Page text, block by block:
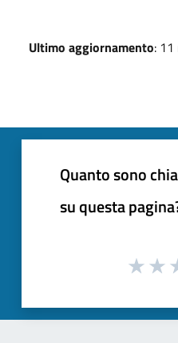
Ultimo aggiornamento:
Quanto sono
su questa